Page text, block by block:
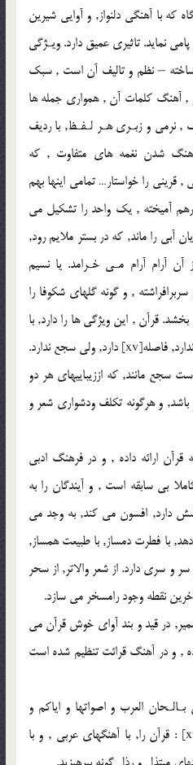
كه با آهنگى دلنواز, و آوايى شيرين
نمايد. تاثيرى عميق دارد. ويـژگى
– نظم و تاليف آن است , سبك
, آهنگ كلمات آن , هموارى جمله ها
نرمى و زبـرى هـر لـفـظ, با رديف
شدن نغمه هاى متفاوت , كه
را خواستار… تمامى اينها بهم
آميخته , يك واحد را تشكيل مى
آبى را ماند, كه در بستر ملايم رود,
آرام آرام مـى خـرامد. يا نسيم
, و گونه گلهاى شكوفا را
قرآن , اين ويژگى ها را دارد, با
آنكه شعر نيست نظم دارد, ولى وزن ندارد, فاصله[xv] دارد, ولى سجع ندارد.
سجع مانند, كه اززيباييهاى هر دو
باشد, و هرگونه تكلف ودشوارى شعر و
ارائه داده , و در فرهنگ ادبى
بى سابقه است , و آيندگان را به
دارد, افسون مى كند, به وجد مى
با فطرت دمساز, با طبيعت همساز,
و سرى دارد. از شعر والاتر, از سحر
نقطه وجود رامسخر مى سازد.
در قيد و بند آواى خوش قرآن مى
, و در آهنگ قرائت تنظيم شده است
العرب و اصواتها و اياكم و
لحون اهل الفسوق و اهل الكبائر[xvi] : قرآن را, با آهنگهاى عربى , و با